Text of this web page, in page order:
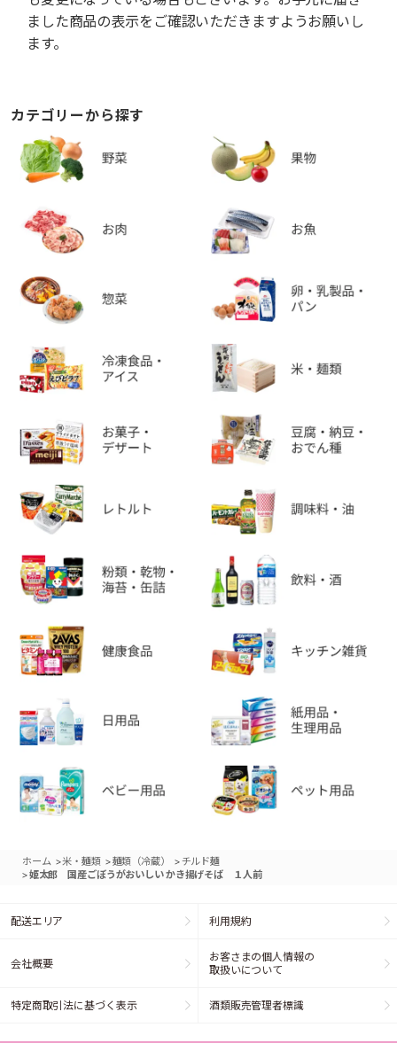
ました商品の表示をご確認いただきますようお願いし
ます。
カテゴリーから探す
ホーム >米・麺類 >麺類（冷蔵） >チルド麺
>姫太郎 国産ごぼうがおいしい かき揚げそば １人前
配送エリア 利用規約
会社概要
お客さまの個人情報の
取扱いについて
特定商取引法に基づく表示 酒類販売管理者標識